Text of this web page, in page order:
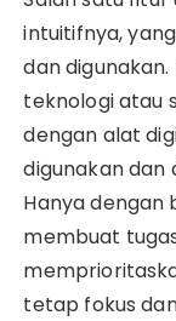
intuitifnya,
dan
teknologi atau
dengan alat
digunakan dan
Hanya dengan
membuat
tetap fokus